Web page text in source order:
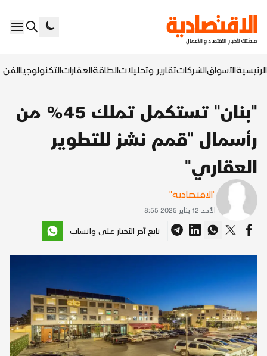
الرئيسيةالأسواقالشركاتتقارير وتحليلاتالطاقةالعقاراتالتكنولوجياالفن
"بنان" تستكمل تملك 45% من
رأسمال "قمم نشز للتطوير
العقاري"
"الاقتصادية"
الأحد 12 يناير 2025 8:55
تابع آخر الأخبار على واتساب